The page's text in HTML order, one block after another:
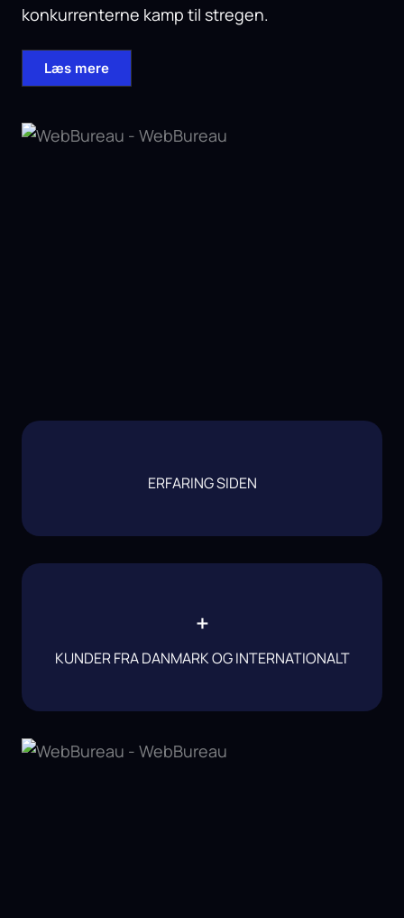
konkurrenterne kamp til stregen.
Læs mere
ERFARING SIDEN
+
KUNDER FRA DANMARK OG INTERNATIONALT